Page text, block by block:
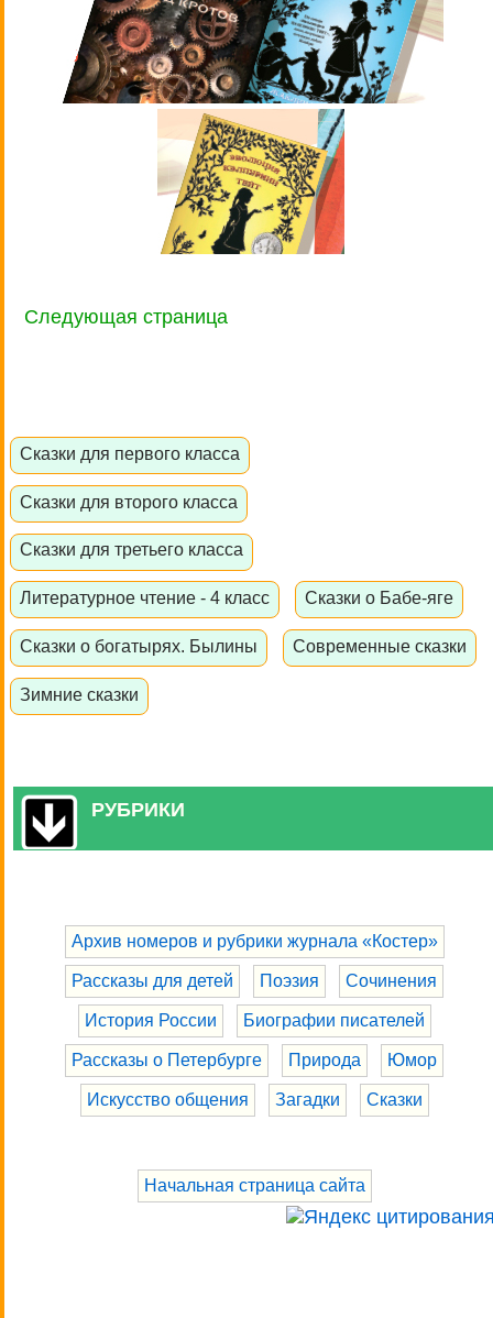
Следующая страница
Сказки для первого класса
Сказки для второго класса
Сказки для третьего класса
Литературное чтение - 4 класс Сказки о Бабе-яге
Сказки о богатырях. Былины Современные сказки
Зимние сказки
РУБРИКИ
Архив номеров и рубрики журнала «Костер»
Рассказы для детей Поэзия Сочинения
История России Биографии писателей
Рассказы о Петербурге Природа Юмор
Искусство общения Загадки Сказки
Начальная страница сайта